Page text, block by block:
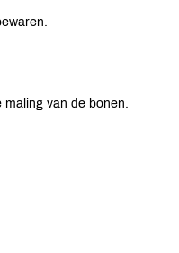
maling van de bonen.